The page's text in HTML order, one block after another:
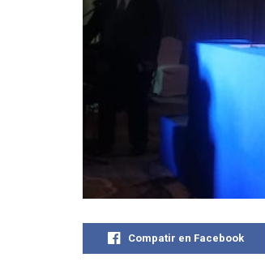
Compatir en Facebook